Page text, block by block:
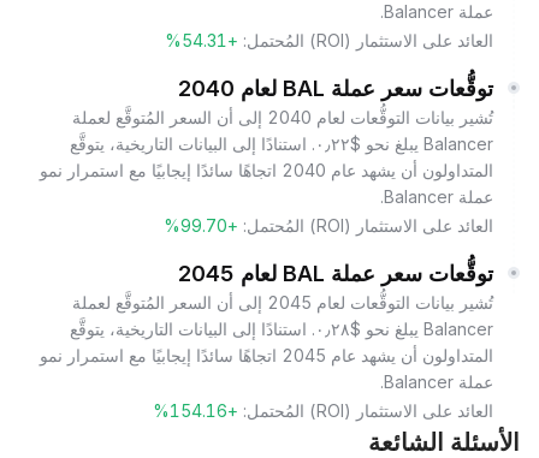
عملة Balancer.
العائد على الاستثمار (ROI) المُحتمل:
+54.31%
توقُّعات سعر عملة BAL لعام 2040
تُشير بيانات التوقُّعات لعام 2040 إلى أن السعر المُتوقَّع لعملة
Balancer يبلغ نحو $٠٫٢٢. استنادًا إلى البيانات التاريخية، يتوقَّع
المتداولون أن يشهد عام 2040 اتجاهًا سائدًا إيجابيًا مع استمرار نمو
عملة Balancer.
العائد على الاستثمار (ROI) المُحتمل:
+99.70%
توقُّعات سعر عملة BAL لعام 2045
تُشير بيانات التوقُّعات لعام 2045 إلى أن السعر المُتوقَّع لعملة
Balancer يبلغ نحو $٠٫٢٨. استنادًا إلى البيانات التاريخية، يتوقَّع
المتداولون أن يشهد عام 2045 اتجاهًا سائدًا إيجابيًا مع استمرار نمو
عملة Balancer.
العائد على الاستثمار (ROI) المُحتمل:
+154.16%
الأسئلة الشائعة